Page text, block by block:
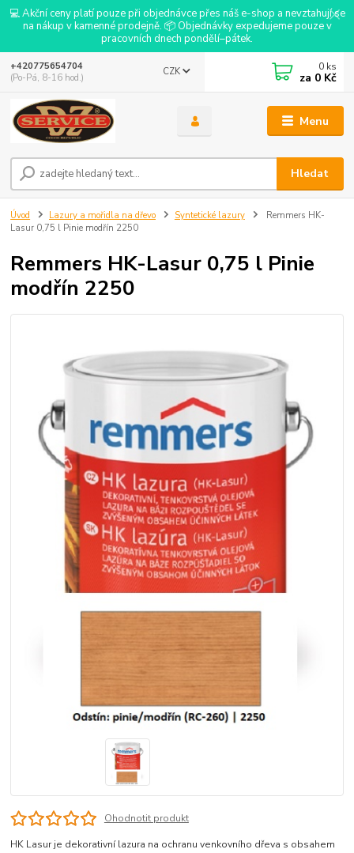
💻 Akční ceny platí pouze při objednávce přes náš e-shop a nevztahují se
na nákup v kamenné prodejně. 📦 Objednávky expedujeme pouze v
pracovních dnech pondělí–pátek.
Menu
CZK
Hledat
+420775654704
(Po-Pá, 8-16 hod.)
0 ks
za 0 Kč
Úvod Lazury a mořidla na dřevo Syntetické lazury
Remmers HK-
Lasur 0,75 l Pinie modřín 2250
Remmers HK-Lasur 0,75 l Pinie
modřín 2250
Ohodnotit produkt
HK Lasur je dekorativní lazura na ochranu venkovního dřeva s obsahem